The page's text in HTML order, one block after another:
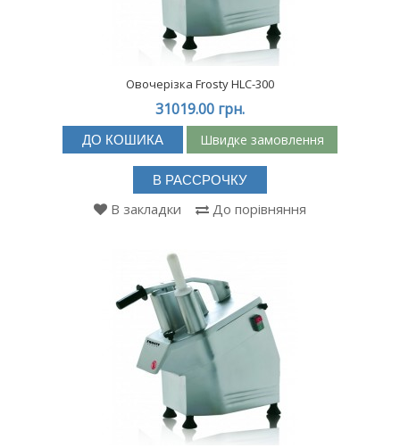
Овочерізка Frosty HLC-300
31019.00 грн.
ДО КОШИКА Швидке замовлення
В РАССРОЧКУ
В закладки До порівняння